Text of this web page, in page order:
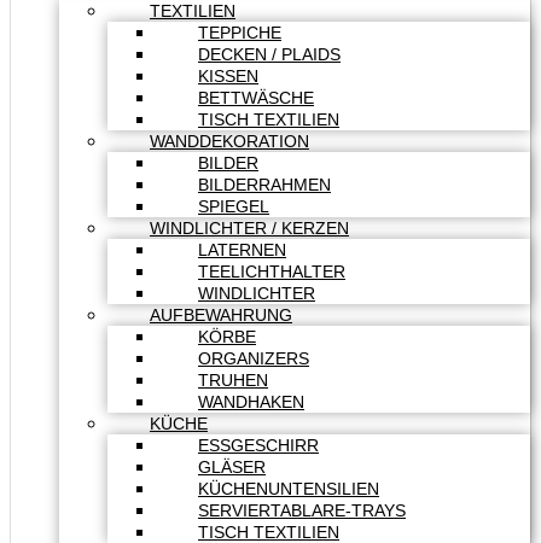
TEXTILIEN
TEPPICHE
DECKEN / PLAIDS
KISSEN
BETTWÄSCHE
TISCH TEXTILIEN
WANDDEKORATION
BILDER
BILDERRAHMEN
SPIEGEL
WINDLICHTER / KERZEN
LATERNEN
TEELICHTHALTER
WINDLICHTER
AUFBEWAHRUNG
KÖRBE
ORGANIZERS
TRUHEN
WANDHAKEN
KÜCHE
ESSGESCHIRR
GLÄSER
KÜCHENUNTENSILIEN
SERVIERTABLARE-TRAYS
TISCH TEXTILIEN